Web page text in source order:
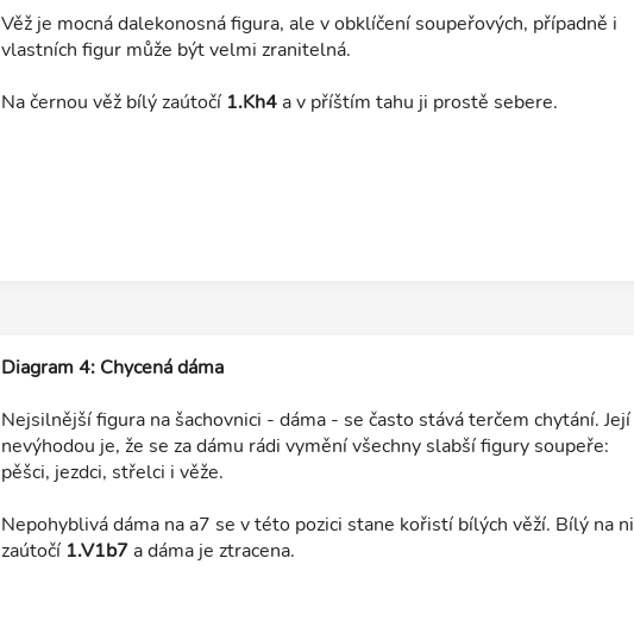
Věž je mocná dalekonosná figura, ale v obklíčení soupeřových, případně i
vlastních figur může být velmi zranitelná.
Na černou věž bílý zaútočí 1.Kh4a v příštím tahu ji prostě sebere.
Diagram 4: Chycená dáma
Nejsilnější figura na šachovnici - dáma - se často stává terčem chytání. Její
nevýhodou je, že se za dámu rádi vymění všechny slabší figury soupeře:
pěšci, jezdci, střelci i věže.
Nepohyblivá dáma na a7 se v této pozici stane kořistí bílých věží. Bílý na ni
zaútočí 1.V1b7a dáma je ztracena.